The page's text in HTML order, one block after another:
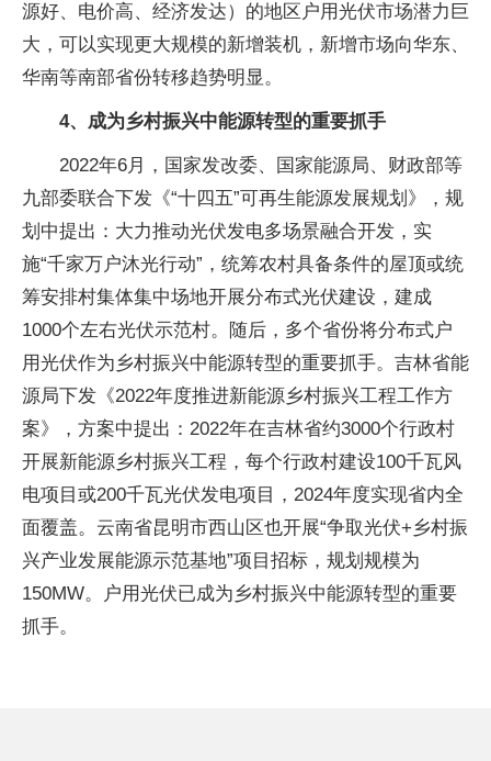
源好、电价高、经济发达）的地区户用光伏市场潜力巨
大，可以实现更大规模的新增装机，新增市场向华东、
华南等南部省份转移趋势明显。
4、成为乡村振兴中能源转型的重要抓手
2022年6月，国家发改委、国家能源局、财政部等
九部委联合下发《“十四五”可再生能源发展规划》，规
划中提出：大力推动光伏发电多场景融合开发，实
施“千家万户沐光行动”，统筹农村具备条件的屋顶或统
筹安排村集体集中场地开展分布式光伏建设，建成
1000个左右光伏示范村。随后，多个省份将分布式户
用光伏作为乡村振兴中能源转型的重要抓手。吉林省能
源局下发《2022年度推进新能源乡村振兴工程工作方
案》，方案中提出：2022年在吉林省约3000个行政村
开展新能源乡村振兴工程，每个行政村建设100千瓦风
电项目或200千瓦光伏发电项目，2024年度实现省内全
面覆盖。云南省昆明市西山区也开展“争取光伏+乡村振
兴产业发展能源示范基地”项目招标，规划规模为
150MW。户用光伏已成为乡村振兴中能源转型的重要
抓手。